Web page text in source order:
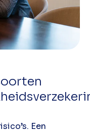
Een